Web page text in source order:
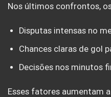
Nos últimos confrontos,
Disputas intensas no
Chances claras de gol
Decisões nos minutos
Esses fatores aumentam